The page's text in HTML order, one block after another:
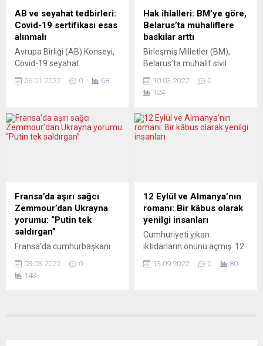
Serdal Üngör, Frankfurt ve
çevresinde faaliyet
gösteren göçmen
olduğu toplantıda öncelikli
hedeflerinin CHP’nin
Almanya’daki oylarını
gazetesinin YouTube
kanalında yayınlanan
“Hakkınız Var” programında
sorularını yanıtlayan BAB
Hukuk ve Danışmanlık’tan
Bilal...
AB ve seyahat tedbirleri:
Covid-19 sertifikası esas
alınmalı
Avrupa Birliği (AB) Konseyi,
Covid-19 seyahat
bölgeye göre değil aşılanma,
sertifikasına göre
belirlenmesi için üye
güvenli seyahatleri
kolaylaştırmak için
koordinasyon sağlanması
amacıyla alındığı belirtildi.
Kısıtlamaların bölge temelli
olması yerine...
26.01.2022 0 68
Hak ihlalleri: BM’ye göre,
Belarus’ta muhaliflere
baskılar arttı
Birleşmiş Milletler (BM),
Belarus’ta muhalif sivil
ve hukukçulara yönelik
baskının yoğunlaştığını ve on
edildiğini ileri sürdü. BM
İnsan Hakları Yüksek
sonrası yaşanan baskı ve
muhalifleri susturma
olaylarına dair edinilen
belgeler...
10.03.2022
0
124
Fransa’da aşırı sağcı
Zemmour’dan Ukrayna
yorumu: “Putin tek
saldırgan”
Fransa’da cumhurbaşkanı
Zemmour, “Vladimir Putin’in,
Ukraynalıları öldürmeden
03.03.2022
0
143
12 Eylül ve Almanya’nın
romanı: Bir kâbus olarak
yenilgi insanları
Cumhuriyeti yıkan
iktidarların önünü açmış 12
42’inci yılındayız. Bu darbe
13.09.2022 0 80